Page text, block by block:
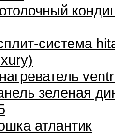
система
зеленая
атлантик